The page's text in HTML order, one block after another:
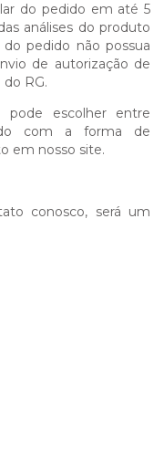
do pedido em até 5
análises do produto
pedido não possua
de autorização de
RG.
pode escolher entre
com a forma de
em nosso site.
conosco, será um